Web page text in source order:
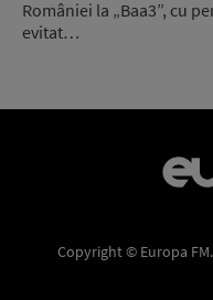
României la „Baa3”, cu
evitat…
Copyright © Europa